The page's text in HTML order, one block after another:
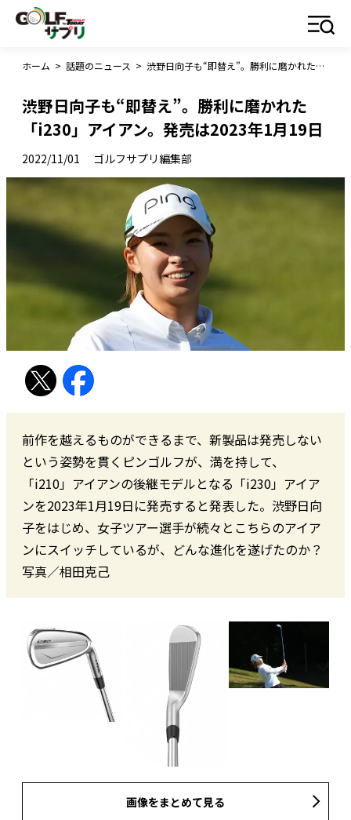
ホーム > 話題のニュース > 渋野日向子も“即替え”。勝利に磨かれた「i230」アイアン。発売は2023年1月19日
渋野日向子も“即替え”。勝利に磨かれた
「i230」アイアン。発売は2023年1月19日
2022/11/01 ゴルフサプリ編集部
前作を越えるものができるまで、新製品は発売しない
という姿勢を貫くピンゴルフが、満を持して、
「i210」アイアンの後継モデルとなる「i230」アイア
ンを2023年1月19日に発売すると発表した。渋野日向
子をはじめ、女子ツアー選手が続々とこちらのアイア
ンにスイッチしているが、どんな進化を遂げたのか？
写真／相田克己
画像をまとめて見る